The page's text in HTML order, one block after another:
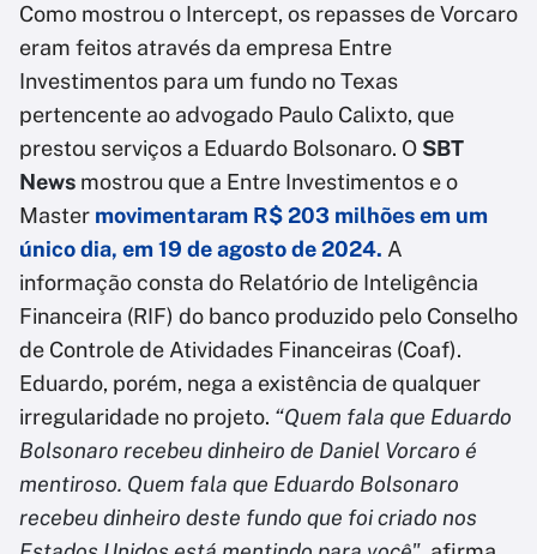
Como mostrou o Intercept, os repasses de Vorcaro
eram feitos através da empresa Entre
Investimentos para um fundo no Texas
pertencente ao advogado Paulo Calixto, que
prestou serviços a Eduardo Bolsonaro. O SBT
News mostrou que a Entre Investimentos e o
Master movimentaram R$ 203 milhões em um
único dia, em 19 de agosto de 2024. A
informação consta do Relatório de Inteligência
Financeira (RIF) do banco produzido pelo Conselho
de Controle de Atividades Financeiras (Coaf).
Eduardo, porém, nega a existência de qualquer
irregularidade no projeto. “Quem fala que Eduardo
Bolsonaro recebeu dinheiro de Daniel Vorcaro é
mentiroso. Quem fala que Eduardo Bolsonaro
recebeu dinheiro deste fundo que foi criado nos